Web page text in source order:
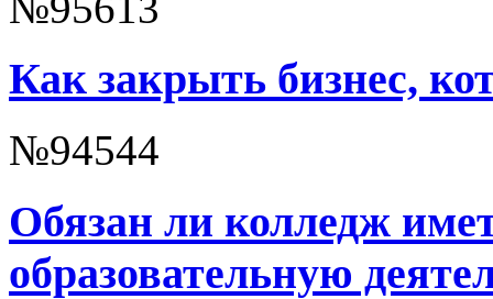
Как закрыть бизнес,
№94544
Обязан ли колледж
образовательную